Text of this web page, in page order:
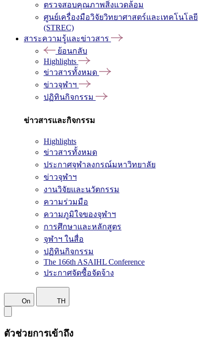
ตรวจสอบคุณภาพสิ่งแวดล้อม
ศูนย์เครื่องมือวิจัยวิทยาศาสตร์และเทคโนโลยี
(STREC)
สาระความรู้และข่าวสาร
ย้อนกลับ
Highlights
ข่าวสารทั้งหมด
ข่าวจุฬาฯ
ปฏิทินกิจกรรม
ข่าวสารและกิจกรรม
Highlights
ข่าวสารทั้งหมด
ประกาศจุฬาลงกรณ์มหาวิทยาลัย
ข่าวจุฬาฯ
งานวิจัยและนวัตกรรม
ความร่วมมือ
ความภูมิใจของจุฬาฯ
การศึกษาและหลักสูตร
จุฬาฯ ในสื่อ
ปฏิทินกิจกรรม
The 166th ASAIHL Conference
ประกาศจัดซื้อจัดจ้าง
On TH
ตัวช่วยการเข้าถึง